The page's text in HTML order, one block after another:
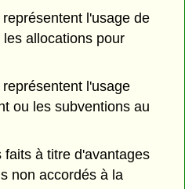
l'usage de
allocations pour
l'usage
ou les subventions au
faits à titre d'avantages
non accordés à la